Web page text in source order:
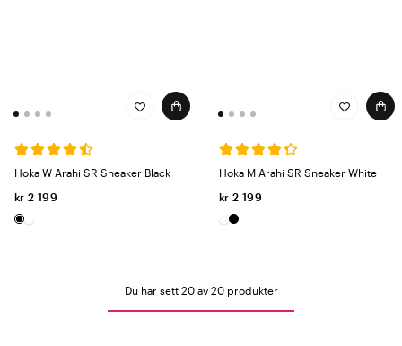
Hoka W Arahi SR Sneaker Black
kr 2 199
Hoka M Arahi SR Sneaker White
kr 2 199
Du har sett 20 av 20 produkter